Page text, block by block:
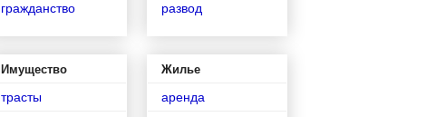
гражданство
Имущество
трасты
развод
Жилье
аренда